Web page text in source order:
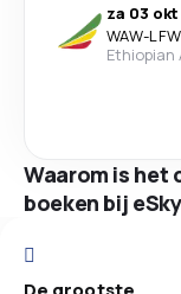
za 03 okt
WAW-LFW
Ethiopian
Waarom is het
boeken bij